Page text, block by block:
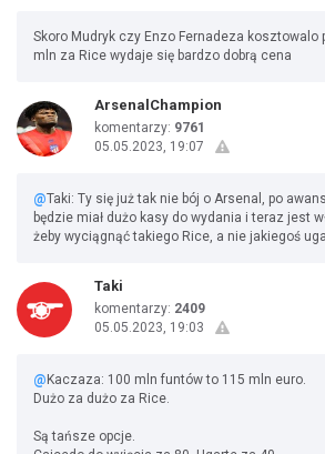
Skoro Mudryk czy Enzo Fernadeza kosztowalo
mln za Rice wydaje się bardzo dobrą cena
ArsenalChampion
komentarzy: 9761
05.05.2023, 19:07
@Taki: Ty się już tak nie bój o Arsenal, po
będzie miał dużo kasy do wydania i teraz jest
żeby wyciągnąć takiego Rice, a nie jakiegoś
Taki
komentarzy: 2409
05.05.2023, 19:03
@ Kaczaza: 100 mln funtów to 115 mln euro.
Dużo za dużo za Rice.
Są tańsze opcje.